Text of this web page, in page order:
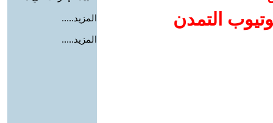
التمدن
المزيد.....
المزيد.....